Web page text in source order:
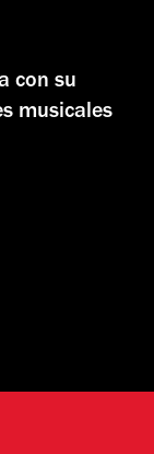
con su
musicales